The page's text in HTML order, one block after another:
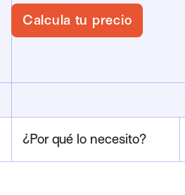
Calcula tu precio
¿Por qué lo necesito?